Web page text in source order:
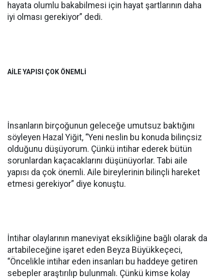
hayata olumlu bakabilmesi için hayat şartlarının daha
iyi olması gerekiyor” dedi.
AİLE YAPISI ÇOK ÖNEMLİ
İnsanların birçoğunun geleceğe umutsuz baktığını
söyleyen Hazal Yiğit, “Yeni neslin bu konuda bilinçsiz
olduğunu düşüyorum. Çünkü intihar ederek bütün
sorunlardan kaçacaklarını düşünüyorlar. Tabi aile
yapısı da çok önemli. Aile bireylerinin bilinçli hareket
etmesi gerekiyor” diye konuştu.
İntihar olaylarının maneviyat eksikliğine bağlı olarak da
artabileceğine işaret eden Beyza Büyükkeçeci,
“Öncelikle intihar eden insanları bu haddeye getiren
sebepler araştırılıp bulunmalı. Çünkü kimse kolay